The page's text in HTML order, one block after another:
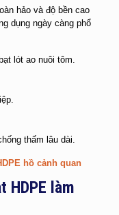
hảo và độ bền cao
dụng ngày càng phổ
lót ao nuôi tôm.
thấm lâu dài.
hồ cảnh quan
HDPE làm